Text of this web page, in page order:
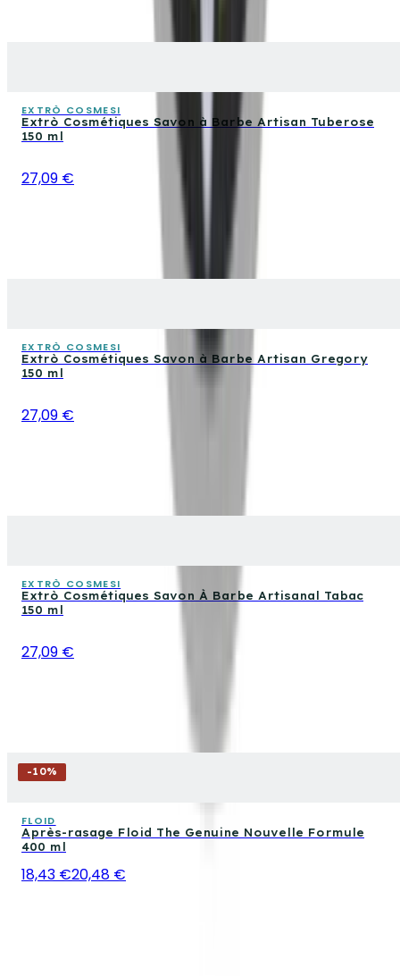
EXTRÒ COSMESI
Extrò Cosmétiques Savon à Barbe Artisan Tuberose
150 ml
27,09 €
EXTRÒ COSMESI
Extrò Cosmétiques Savon à Barbe Artisan Gregory
150 ml
27,09 €
EXTRÒ COSMESI
Extrò Cosmétiques Savon À Barbe Artisanal Tabac
150 ml
27,09 €
-10%
FLOID
Après-rasage Floid The Genuine Nouvelle Formule
400 ml
18,43 €20,48 €